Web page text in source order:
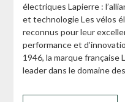
électriques Lapierre :
et technologie Les vélos
reconnus pour leur
performance et
1946, la marque française
leader dans le domaine